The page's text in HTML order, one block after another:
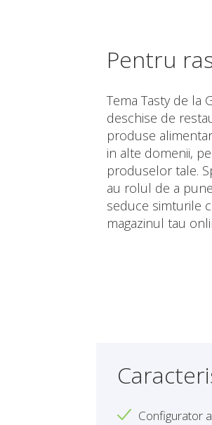
Pentru
Tema Tasty de la
deschise de
produse
in alte domenii,
produselor tale.
au rolul de a
seduce simturile
magazinul tau
Configurator